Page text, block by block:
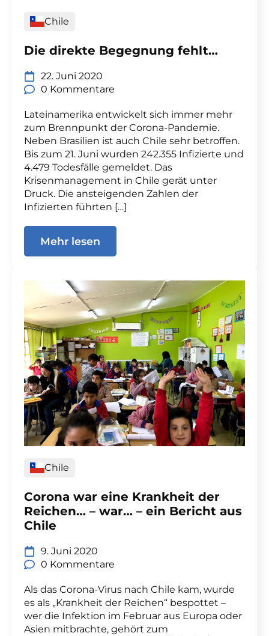
Chile
Die direkte Begegnung fehlt…
22. Juni 2020
0 Kommentare
Lateinamerika entwickelt sich immer mehr
zum Brennpunkt der Corona-Pandemie.
Neben Brasilien ist auch Chile sehr betroffen.
Bis zum 21. Juni wurden 242.355 Infizierte und
4.479 Todesfälle gemeldet. Das
Krisenmanagement in Chile gerät unter
Druck. Die ansteigenden Zahlen der
Infizierten führten […]
Mehr lesen
Chile
Corona war eine Krankheit der
Reichen… – war… – ein Bericht aus
Chile
9. Juni 2020
0 Kommentare
Als das Corona-Virus nach Chile kam, wurde
es als „Krankheit der Reichen“ bespottet –
wer die Infektion im Februar aus Europa oder
Asien mitbrachte, gehört zum